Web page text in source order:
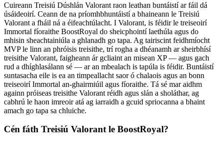
Cuireann Treisiú Dúshlán Valorant raon leathan buntáistí ar fáil dá
úsáideoirí. Ceann de na príomhbhuntáistí a bhaineann le Treisiú
Valorant a fháil ná a éifeachtúlacht. I Valorant, is féidir le treiseoirí
Immortal fíoraithe BoostRoyal do sheicphointí laethúla agus do
mhisin sheachtainiúla a ghlanadh go tapa. Ag tairiscint feidhmíocht
MVP le linn an phróisis treisithe, trí rogha a dhéanamh ar sheirbhísí
treisithe Valorant, faigheann ár gcliaint an misean XP — agus gach
rud a dhíghlasálann sé — ar an mbealach is tapúla is féidir. Buntáistí
suntasacha eile is ea an timpeallacht saor ó chalaois agus an bonn
treiseoirí Immortal an-ghairmiúil agus fíoraithe. Tá sé mar aidhm
againn próiseas treisithe Valorant réidh agus slán a sholáthar, ag
cabhrú le haon imreoir atá ag iarraidh a gcuid spriocanna a bhaint
amach go tapa sa chluiche.
Cén fáth Treisiú Valorant le BoostRoyal?